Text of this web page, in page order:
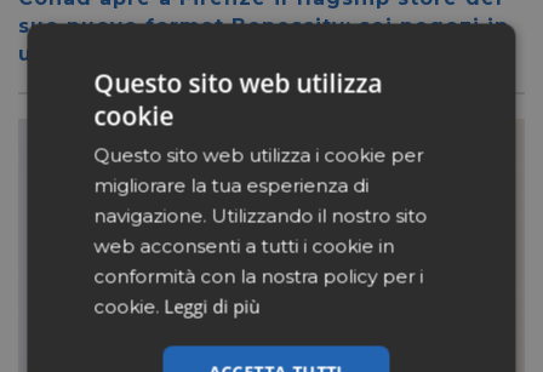
suo nuovo format Benessity: sei negozi in
uno, parafarmacia compresa
Questo sito web utilizza
cookie
Questo sito web utilizza i cookie per
migliorare la tua esperienza di
navigazione. Utilizzando il nostro sito
web acconsenti a tutti i cookie in
conformità con la nostra policy per i
cookie. Leggi di più